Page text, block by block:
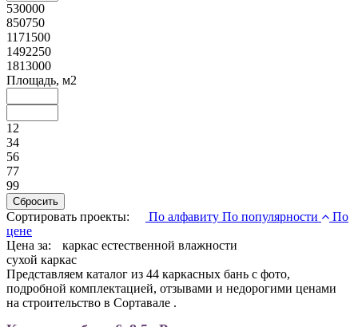
530000
850750
1171500
1492250
1813000
Площадь, м2
12
34
56
77
99
Сортировать проекты: По алфавиту По популярности
По
цене
Цена за:
каркас естественной влажности
сухой каркас
Представляем каталог из 44 каркасных бань с фото,
подробной комплектацией, отзывами и недорогими ценами
на строительство в Сортавале .